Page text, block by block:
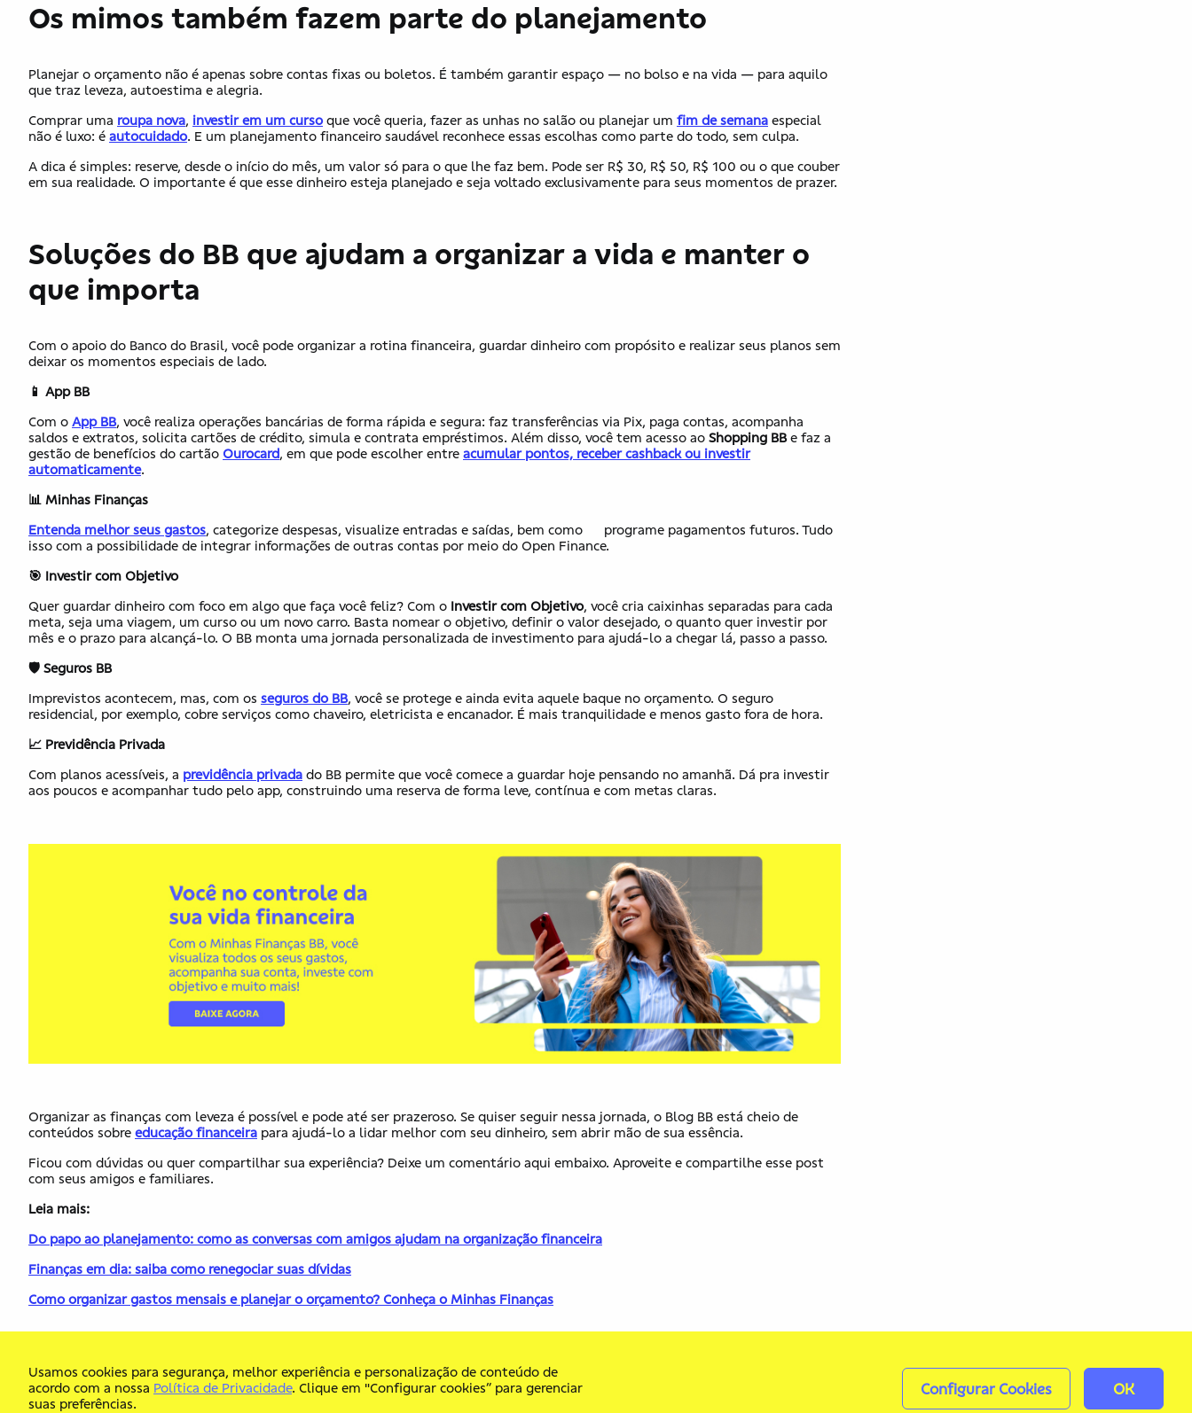
Os mimos também fazem parte do planejamento
Planejar o orçamento não é apenas sobre contas fixas ou boletos. É também garantir espaço — no bolso e na vida — para aquilo
que traz leveza, autoestima e alegria.
Comprar uma roupa nova, investir em um cursoque você queria, fazer as unhas no salão ou planejar um fim de semana especial
não é luxo: é autocuidado. E um planejamento financeiro saudável reconhece essas escolhas como parte do todo, sem culpa.
A dica é simples: reserve, desde o início do mês, um valor só para o que ​lhe​ faz bem. Pode ser R$ 30, R$ 50, R$ 100 ou o que couber
​em​ sua realidade. O importante é que esse dinheiro esteja planejado e seja voltado exclusivamente para seus momentos de prazer.
Soluções do BB que ajudam a organizar a vida e manter o
que importa
Com o apoio do Banco do Brasil, você pode organizar a rotina financeira, guardar dinheiro com propósito e realizar seus planos sem
deixar ​os​ momentos especiais de lado.
📱 App BB
Com o App BB, você realiza operações bancárias de forma rápida e segura: faz transferências via Pix, paga contas, acompanha
saldos e extratos, solicita cartões de crédito​,​ simula e contrata empréstimos. Além disso, você tem acesso ao Shopping BB​ e faz a
gestão de benefícios do cartão Ourocard, ​em que​ pode escolher entre acumular pontos, receber cashback ou investir
automaticamente.
📊 Minhas Finanças
Entenda melhor seus gastos, categorize despesas, visualize entradas e saídas​,​ ​bem como​​ ​ programe pagamentos futuros. Tudo
isso com a possibilidade de integrar informações de outras contas ​por meio​ do Open Finance.
🎯 Investir com Objetivo
Quer guardar dinheiro com foco em algo que fa​ça​​ você​​ ​feliz? Com o Investir com Objetivo, você cria caixinhas separadas para cada
meta, seja uma viagem, um curso ou um novo carro. Basta nomear o objetivo, definir o valor desejado, o quanto quer investir por
mês e o prazo para alcançá-lo. O BB monta uma jornada personalizada de investimento para ajud​á-lo​ a chegar lá, passo a passo.
🛡️ Seguros BB
Imprevistos acontecem, mas​,​ com os seguros do BB, você se protege e ainda evita aquele baque no orçamento. O seguro
residencial, por exemplo, cobre serviços como chaveiro, eletricista e encanador. É mais tranquilidade e menos gasto fora de hora.
📈 Previdência Privada
Com planos acessíveis, a previdência privada do BB permite que você comece a guardar hoje pensando ​no​ amanhã. Dá pra investir
aos poucos e acompanhar tudo pelo app, construindo uma reserva de forma leve, contínua e com metas claras.
Organizar as finanças com leveza é possível e pode até ser prazeroso. Se quiser seguir nessa jornada, o Blog BB ​es​tá cheio de
conteúdos sobre educação financeira para​ ajud​á-lo​ a lidar melhor com seu dinheiro, sem abrir mão d​e​ sua essência.
Ficou com dúvidas ou quer compartilhar sua experiência? Deix​e​ ​um​ comentário aqui embaixo. Aproveite e compartilhe esse post
com seus amigos e familiares.
Leia mais:
Do papo ao planejamento: como as conversas com amigos ajudam na organização financeira
Finanças em dia: saiba como renegociar suas dívidas
Como organizar gastos mensais e planejar o orçamento? Conheça o Minhas Finanças
Usamos cookies para segurança, melhor experiência e personalização de conteúdo de
acordo com a nossa Política de Privacidade. Clique em "Configurar cookies” para gerenciar
suas preferências.
Configurar Cookies OK